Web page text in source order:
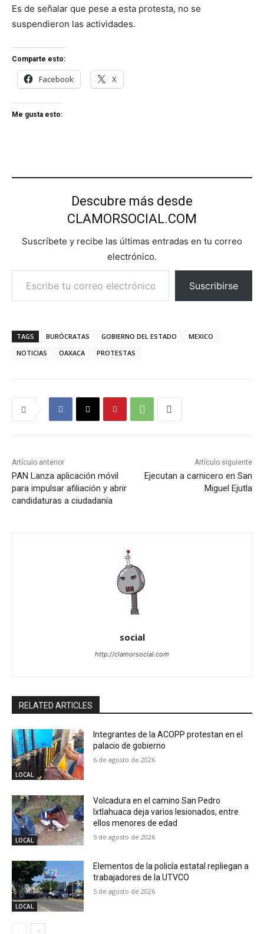
Es de señalar que pese a esta protesta, no se
suspendieron las actividades.
Comparte esto:
Facebook X
Me gusta esto:
Descubre más desde
CLAMORSOCIAL.COM
Suscríbete y recibe las últimas entradas en tu correo
electrónico.
Escribe tu correo electrónico…
Suscribirse
TAGS BURÓCRATAS GOBIERNO DEL ESTADO
MEXICO
NOTICIAS
OAXACA PROTESTAS
Artículo anterior
PAN Lanza aplicación móvil
para impulsar afiliación y abrir
candidaturas a ciudadanía
Artículo siguiente
Ejecutan a carnicero en San
Miguel Ejutla
social
http://clamorsocial.com
RELATED ARTICLES
LOCAL
Integrantes de la ACOPP protestan en el
palacio de gobierno
6 de agosto de 2026
LOCAL
Volcadura en el camino San Pedro
Ixtlahuaca deja varios lesionados, entre
ellos menores de edad
5 de agosto de 2026
LOCAL
Elementos de la policía estatal repliegan a
trabajadores de la UTVCO
5 de agosto de 2026